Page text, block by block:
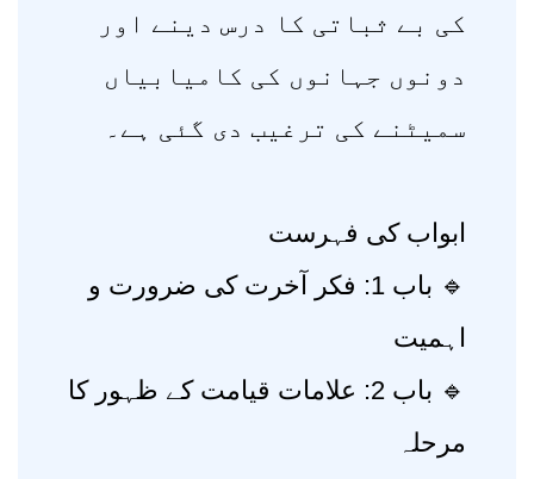
کی بے ثباتی کا درس دینے اور
دونوں جہانوں کی کامیابیاں
سمیٹنے کی ترغیب دی گئی ہے۔
ابواب کی فہرست
🔹 باب 1: فکر آخرت کی ضرورت و
اہمیت
🔹 باب 2: علامات قیامت کے ظہور کا
مرحلہ